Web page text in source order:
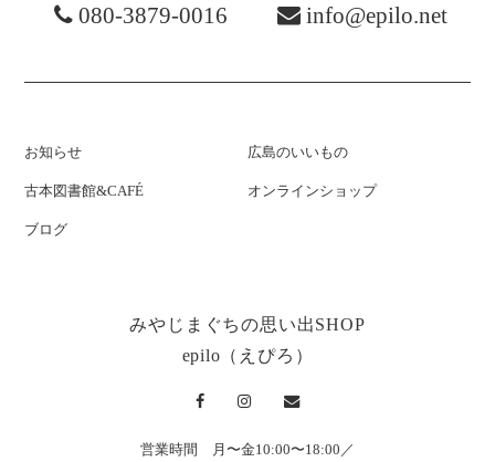
080-3879-0016 info@epilo.net
お知らせ 広島のいいもの
古本図書館&CAFÉ オンラインショップ
ブログ
みやじまぐちの思い出SHOP
epilo（えぴろ）
営業時間 月〜金10:00〜18:00／